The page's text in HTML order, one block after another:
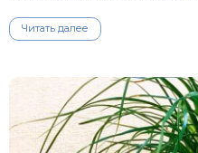
Читать далее